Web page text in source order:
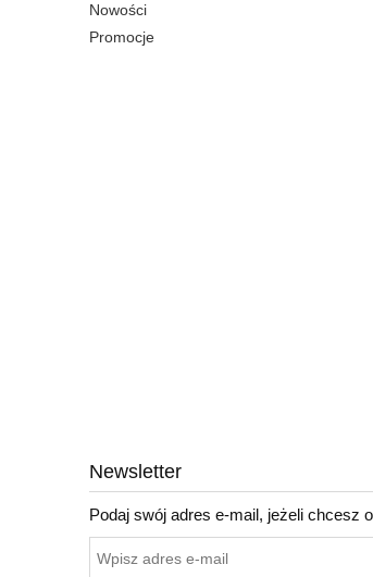
Nowości
Promocje
Newsletter
Podaj swój adres e-mail, jeżeli chcesz